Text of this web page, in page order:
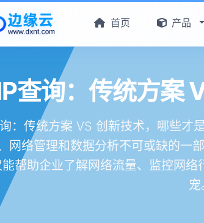
首页 产品
查询：传统方案
：传统方案 VS 创新技术，哪些才
网络管理和数据分析不可或缺的一
能帮助企业了解网络流量、监控网